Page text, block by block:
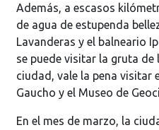
Además, a escasos
de agua de estupenda
Lavanderas y el balneario
se puede visitar la gruta de
ciudad, vale la pena visitar
Gaucho y el Museo de
En el mes de marzo, la